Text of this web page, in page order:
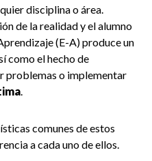
disciplina o área.
de la realidad y el alumno
(E-A) produce un
como el hecho de
problemas o implementar
comunes de estos
a cada uno de ellos.